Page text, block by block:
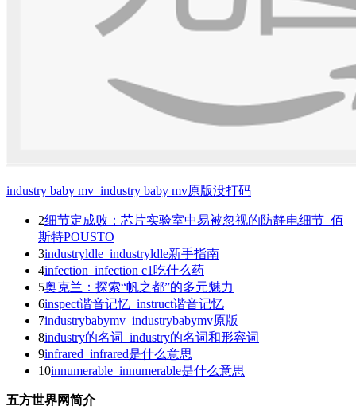
industry baby mv_industry baby mv原版没打码
2细节定成败：芯片实验室中易被忽视的防静电细节_佰
斯特POUSTO
3industryldle_industryldle新手指南
4infection_infection c1吃什么药
5奥克兰：探索“帆之都”的多元魅力
6inspect谐音记忆_instruct谐音记忆
7industrybabymv_industrybabymv原版
8industry的名词_industry的名词和形容词
9infrared_infrared是什么意思
10innumerable_innumerable是什么意思
五方世界网简介